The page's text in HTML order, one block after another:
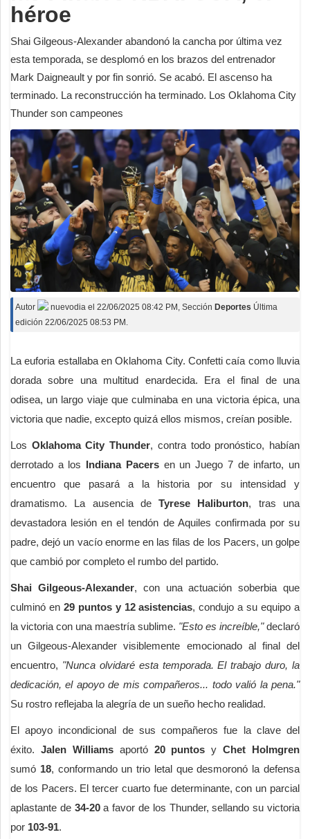
héroe
Shai Gilgeous-Alexander abandonó la cancha por última vez
esta temporada, se desplomó en los brazos del entrenador
Mark Daigneault y por fin sonrió. Se acabó. El ascenso ha
terminado. La reconstrucción ha terminado. Los Oklahoma City
Thunder son campeones
Autor nuevodia el 22/06/2025 08:42 PM , Sección Deportes Última
edición 22/06/2025 08:53 PM.
La euforia estallaba en Oklahoma City. Confetti caía como lluvia
dorada sobre una multitud enardecida. Era el final de una
odisea, un largo viaje que culminaba en una victoria épica, una
victoria que nadie, excepto quizá ellos mismos, creían posible.
Los Oklahoma City Thunder, contra todo pronóstico, habían
derrotado a los Indiana Pacersen un Juego 7 de infarto, un
encuentro que pasará a la historia por su intensidad y
dramatismo. La ausencia deTyrese Haliburton, tras una
devastadora lesión en el tendón de Aquiles confirmada por su
padre, dejó un vacío enorme en las filas de los Pacers, un golpe
que cambió por completo el rumbo del partido.
Shai Gilgeous-Alexander, con una actuación soberbia que
culminó en 29 puntos y 12 asistencias, condujo a su equipo a
la victoria con una maestría sublime. "Esto es increíble,"declaró
un Gilgeous-Alexander visiblemente emocionado al final del
encuentro, "Nunca olvidaré esta temporada. El trabajo duro, la
dedicación, el apoyo de mis compañeros... todo valió la pena."
Su rostro reflejaba la alegría de un sueño hecho realidad.
El apoyo incondicional de sus compañeros fue la clave del
éxito. Jalen Williamsaportó 20 puntos yChet Holmgren
sumó 18, conformando un trio letal que desmoronó la defensa
de los Pacers. El tercer cuarto fue determinante, con un parcial
aplastante de 34-20a favor de los Thunder, sellando su victoria
por 103-91.